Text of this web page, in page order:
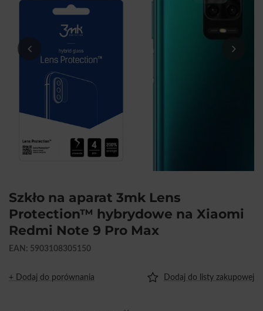
Szkło na aparat 3mk Lens
Protection™ hybrydowe na Xiaomi
Redmi Note 9 Pro Max
EAN: 5903108305150
+ Dodaj do porównania Dodaj do listy zakupowej